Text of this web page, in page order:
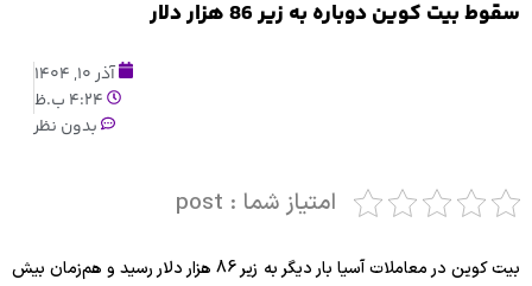
سقوط بیت کوین دوباره به زیر 86 هزار دلار
آذر 10, 1404
4:24 ب.ظ
بدون نظر
امتیاز شما : post
بیت کوین در معاملات آسیا بار دیگر به زیر 86 هزار دلار رسید و هم‌زمان بیش